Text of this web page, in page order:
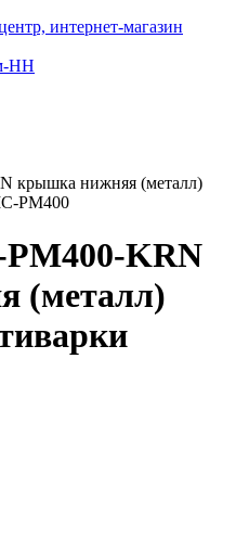
интернет-магазин
НН
крышка нижняя (металл)
PM400
KRN
(металл)